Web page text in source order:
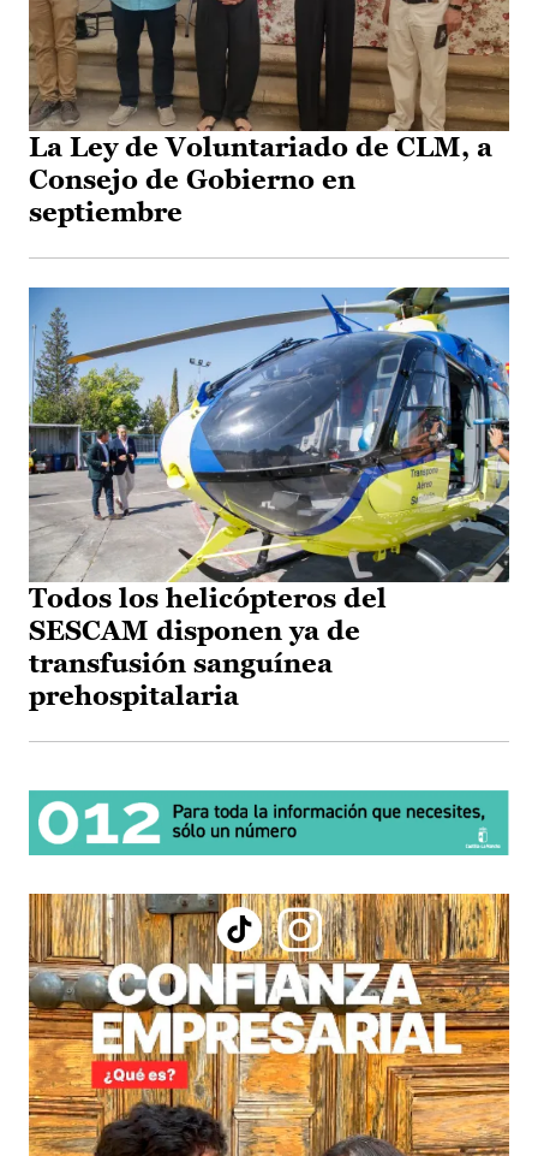
La Ley de Voluntariado de CLM, a
Consejo de Gobierno en
septiembre
Todos los helicópteros del
SESCAM disponen ya de
transfusión sanguínea
prehospitalaria